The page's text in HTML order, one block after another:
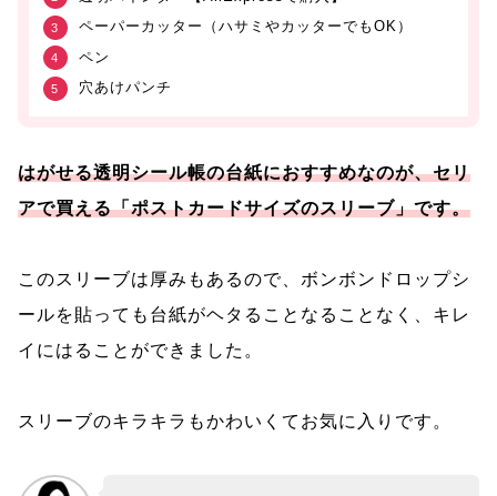
ペーパーカッター（ハサミやカッターでもOK）
ペン
穴あけパンチ
はがせる透明シール帳の台紙におすすめなのが、セリ
アで買える「ポストカードサイズのスリーブ」です。
このスリーブは厚みもあるので、ボンボンドロップシ
ールを貼っても台紙がヘタることなることなく、キレ
イにはることができました。
スリーブのキラキラもかわいくてお気に入りです。